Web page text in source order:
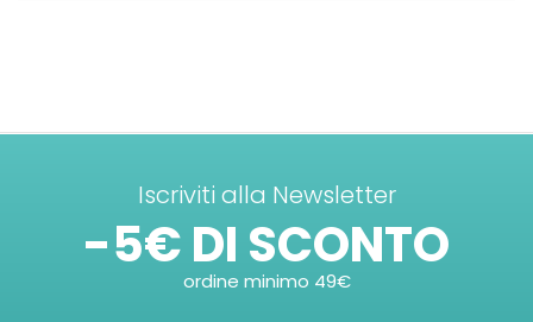
Iscriviti alla Newsletter
-5€ DI SCONTO
ordine minimo 49€